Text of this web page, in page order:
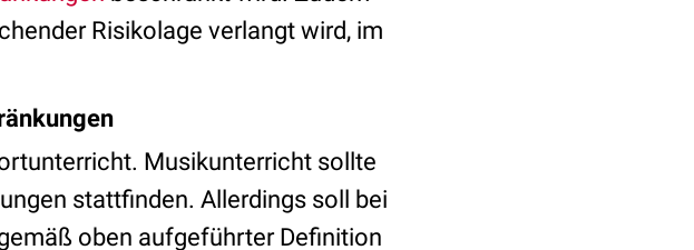
Risikolage verlangt wird, im
Musikunterricht sollte
stattfinden. Allerdings soll bei
oben aufgeführter Definition